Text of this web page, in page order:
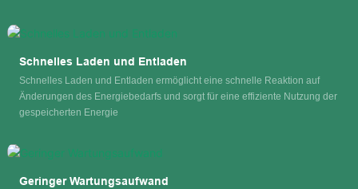
Schnelles Laden und Entladen
Schnelles Laden und Entladen ermöglicht eine schnelle Reaktion auf
Änderungen des Energiebedarfs und sorgt für eine effiziente Nutzung der
gespeicherten Energie
Geringer Wartungsaufwand